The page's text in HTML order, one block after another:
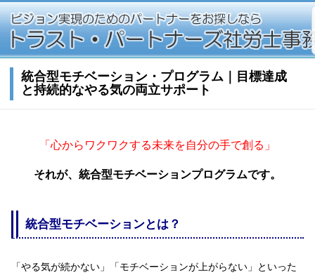
統合型モチベーション・プログラム｜目標達成
と持続的なやる気の両立サポート
「心からワクワクする未来を自分の手で創る」
それが、統合型モチベーションプログラムです。
統合型モチベーションとは？
「やる気が続かない」「モチベーションが上がらない」といった